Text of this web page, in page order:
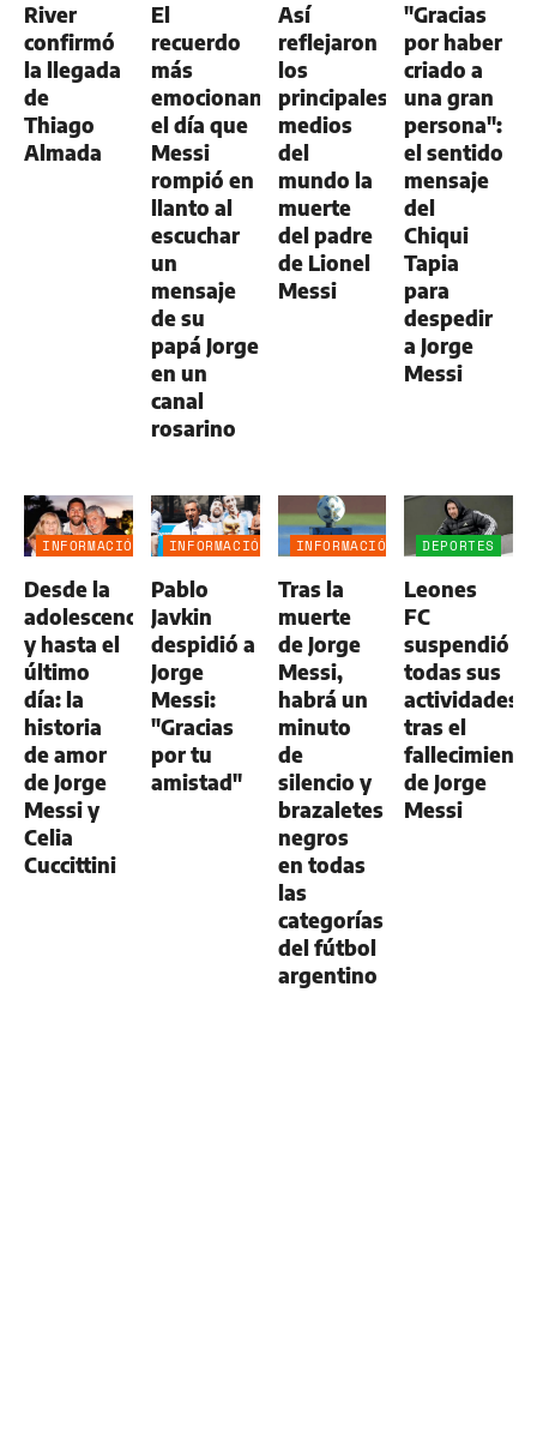
River
confirmó
la llegada
de
Thiago
Almada
El
recuerdo
más
emocionante:
el día que
Messi
rompió en
llanto al
escuchar
un
mensaje
de su
papá Jorge
en un
canal
rosarino
Así
reflejaron
los
principales
medios
del
mundo la
muerte
del padre
de Lionel
Messi
"Gracias
por haber
criado a
una gran
persona":
el sentido
mensaje
del
Chiqui
Tapia
para
despedir
a Jorge
Messi
INFORMACIÓN
Desde la
adolescencia
y hasta el
último
día: la
historia
de amor
de Jorge
Messi y
Celia
Cuccittini
INFORMACIÓN
Pablo
Javkin
despidió a
Jorge
Messi:
"Gracias
por tu
amistad"
INFORMACIÓN
Tras la
muerte
de Jorge
Messi,
habrá un
minuto
de
silencio y
brazaletes
negros
en todas
las
categorías
del fútbol
argentino
DEPORTES
Leones
FC
suspendió
todas sus
actividades
tras el
fallecimiento
de Jorge
Messi